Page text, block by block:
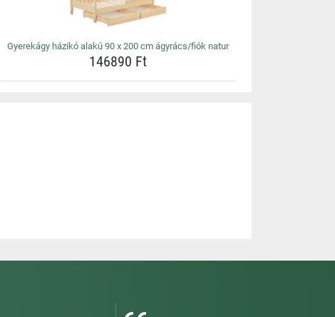
Gyerekágy házikó alakú 90 x 200 cm ágyrács/fiók natur
146890 Ft